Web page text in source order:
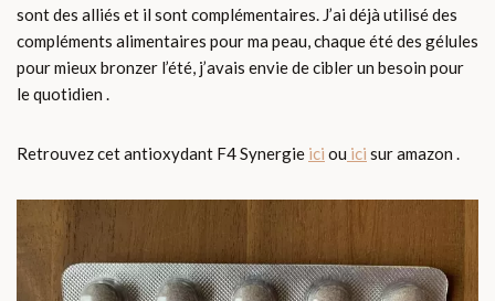
sont des alliés et il sont complémentaires. J’ai déjà utilisé des
compléments alimentaires pour ma peau, chaque été des gélules
pour mieux bronzer l’été, j’avais envie de cibler un besoin pour
le quotidien .
Retrouvez cet antioxydant F4 Synergie ici ou ici sur amazon .